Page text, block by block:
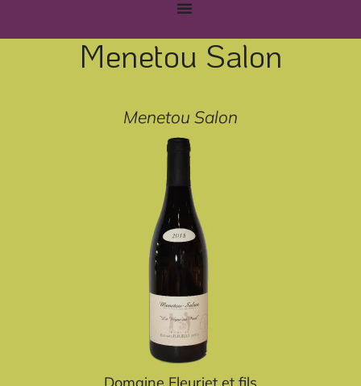
Menetou Salon
Menetou Salon